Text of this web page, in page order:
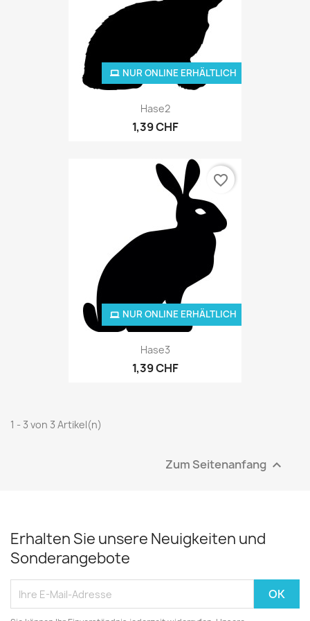
Hase2
1,39 CHF
NUR ONLINE ERHÄLTLICH
Hase3
1,39 CHF
NUR ONLINE ERHÄLTLICH
favorite_border
1 - 3 von 3 Artikel(n)
Zum Seitenanfang 
Erhalten Sie unsere Neuigkeiten und
Sonderangebote